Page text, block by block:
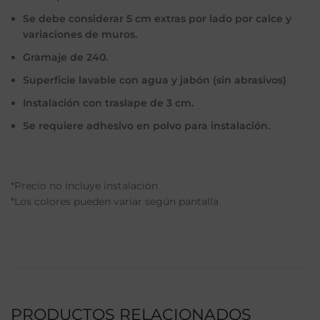
Se debe considerar 5 cm extras por lado por calce y
variaciones de muros.
Gramaje de 240.
Superficie lavable con agua y jabón (sin abrasivos)
Instalación con traslape de 3 cm.
Se requiere adhesivo en polvo para instalación.
*Precio no incluye instalación
*Los colores pueden variar según pantalla
PRODUCTOS RELACIONADOS